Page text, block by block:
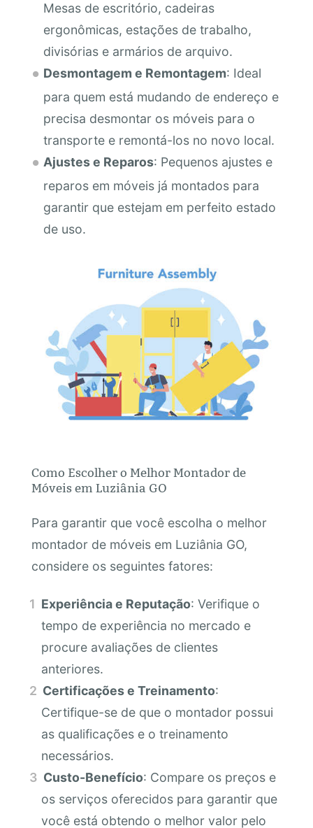
Mesas de escritório, cadeiras
ergonômicas, estações de trabalho,
divisórias e armários de arquivo.
Desmontagem e Remontagem: Ideal
para quem está mudando de endereço e
precisa desmontar os móveis para o
transporte e remontá-los no novo local.
Ajustes e Reparos: Pequenos ajustes e
reparos em móveis já montados para
garantir que estejam em perfeito estado
de uso.
Como Escolher o Melhor Montador de
Móveis em Luziânia GO
Para garantir que você escolha o melhor
montador de móveis em Luziânia GO,
considere os seguintes fatores:
Experiência e Reputação: Verifique o
tempo de experiência no mercado e
procure avaliações de clientes
anteriores.
Certificações e Treinamento:
Certifique-se de que o montador possui
as qualificações e o treinamento
necessários.
Custo-Benefício: Compare os preços e
os serviços oferecidos para garantir que
você está obtendo o melhor valor pelo